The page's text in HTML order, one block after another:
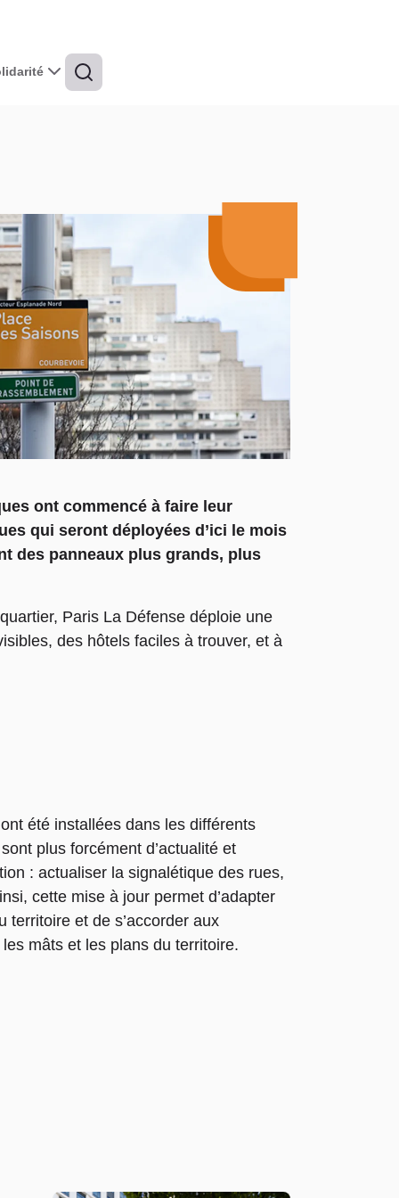
ont commencé à faire leur
qui seront déployées d’ici le mois
des panneaux plus grands, plus
Paris La Défense déploie une
des hôtels faciles à trouver, et à
été installées dans les différents
plus forcément d’actualité et
: actualiser la signalétique des rues,
cette mise à jour permet d’adapter
territoire et de s’accorder aux
mâts et les plans du territoire.